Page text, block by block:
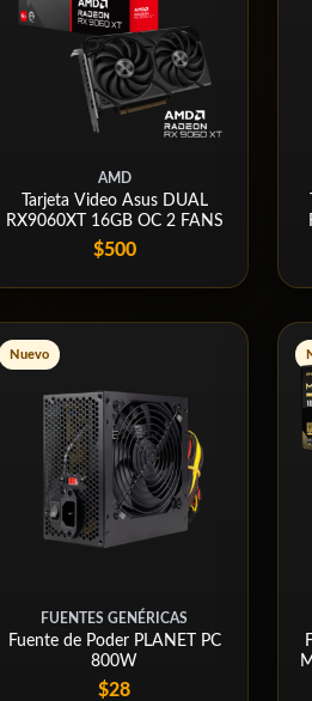
AMD
Tarjeta Video Asus DUAL
RX9060XT 16GB OC 2 FANS
$500
Nuevo
FUENTES GENÉRICAS
Fuente de Poder PLANET PC
800W
$28